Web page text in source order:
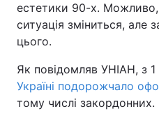
естетики 90-х.
ситуація зміниться, але
цього.
Як повідомляв УНІАН, з
Україні подорожчало
тому числі закордонних.